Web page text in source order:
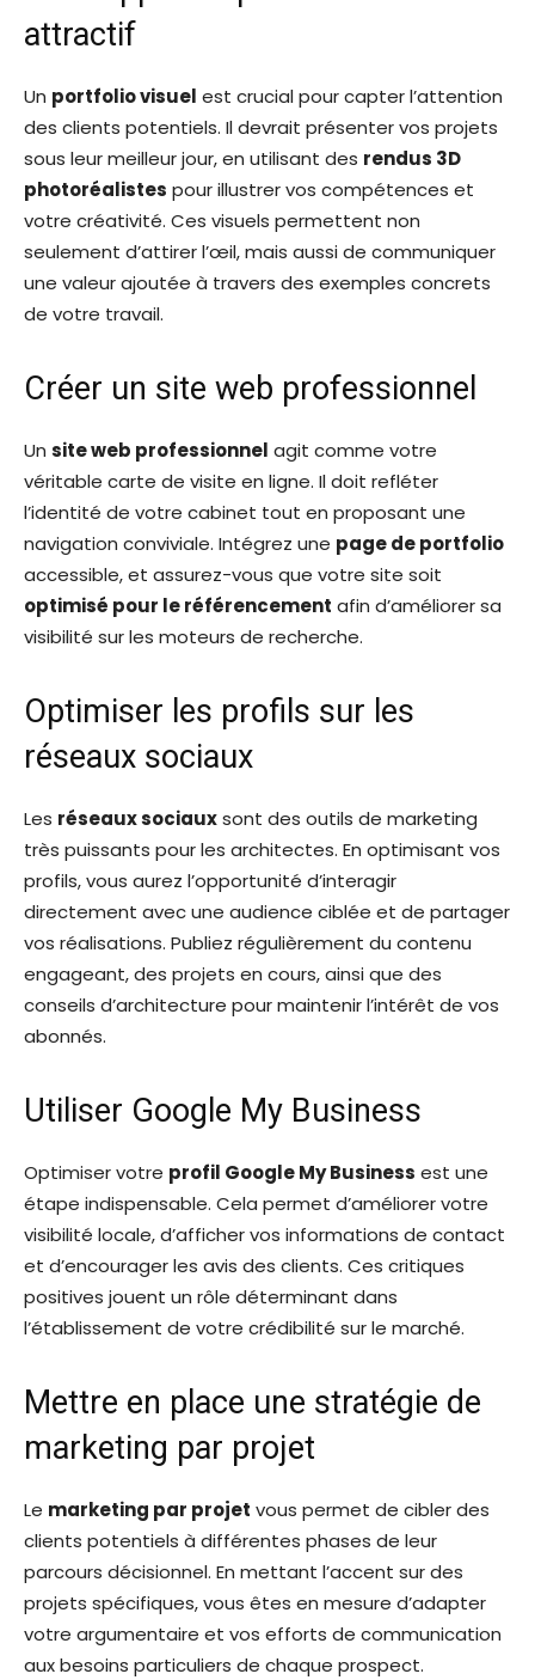
attractif
Un portfolio visuel est crucial pour capter l’attention
des clients potentiels. Il devrait présenter vos projets
sous leur meilleur jour, en utilisant des rendus 3D
photoréalistes pour illustrer vos compétences et
votre créativité. Ces visuels permettent non
seulement d’attirer l’œil, mais aussi de communiquer
une valeur ajoutée à travers des exemples concrets
de votre travail.
Créer un site web professionnel
Un site web professionnel agit comme votre
véritable carte de visite en ligne. Il doit refléter
l’identité de votre cabinet tout en proposant une
navigation conviviale. Intégrez une page de portfolio
accessible, et assurez-vous que votre site soit
optimisé pour le référencement afin d’améliorer sa
visibilité sur les moteurs de recherche.
Optimiser les profils sur les
réseaux sociaux
Les réseaux sociauxsont des outils de marketing
très puissants pour les architectes. En optimisant vos
profils, vous aurez l’opportunité d’interagir
directement avec une audience ciblée et de partager
vos réalisations. Publiez régulièrement du contenu
engageant, des projets en cours, ainsi que des
conseils d’architecture pour maintenir l’intérêt de vos
abonnés.
Utiliser Google My Business
Optimiser votre profil Google My Business est une
étape indispensable. Cela permet d’améliorer votre
visibilité locale, d’afficher vos informations de contact
et d’encourager les avis des clients. Ces critiques
positives jouent un rôle déterminant dans
l’établissement de votre crédibilité sur le marché.
Mettre en place une stratégie de
marketing par projet
Le marketing par projet vous permet de cibler des
clients potentiels à différentes phases de leur
parcours décisionnel. En mettant l’accent sur des
projets spécifiques, vous êtes en mesure d’adapter
votre argumentaire et vos efforts de communication
aux besoins particuliers de chaque prospect.